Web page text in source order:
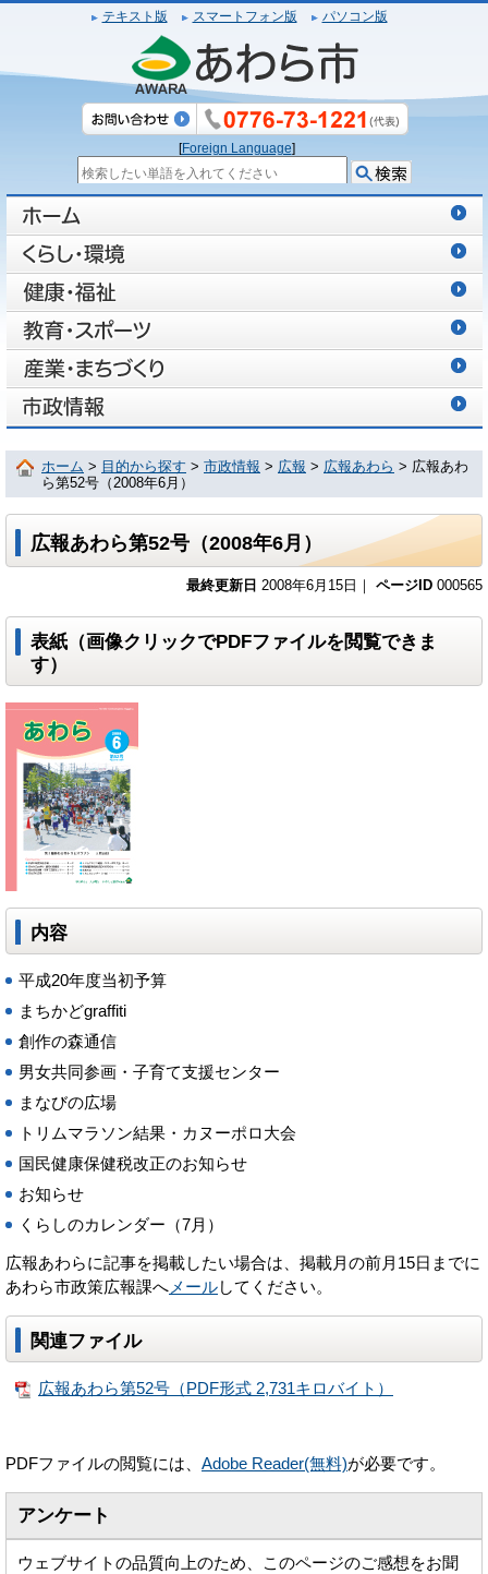
テキスト版 スマートフォン版 パソコン版
[Foreign Language]
ホーム > 目的から探す > 市政情報 > 広報 > 広報あわら > 広報あわ
ら第52号（2008年6月）
広報あわら第52号（2008年6月）
最終更新日 2008年6月15日｜ ページID 000565
表紙（画像クリックでPDFファイルを閲覧できま
す）
内容
平成20年度当初予算
まちかどgraffiti
創作の森通信
男女共同参画・子育て支援センター
まなびの広場
トリムマラソン結果・カヌーポロ大会
国民健康保健税改正のお知らせ
お知らせ
くらしのカレンダー（7月）
広報あわらに記事を掲載したい場合は、掲載月の前月15日までに
あわら市政策広報課へ メールしてください。
関連ファイル
広報あわら第52号（PDF形式 2,731キロバイト）
PDFファイルの閲覧には、 Adobe Reader(無料)が必要です。
アンケート
ウェブサイトの品質向上のため、このページのご感想をお聞